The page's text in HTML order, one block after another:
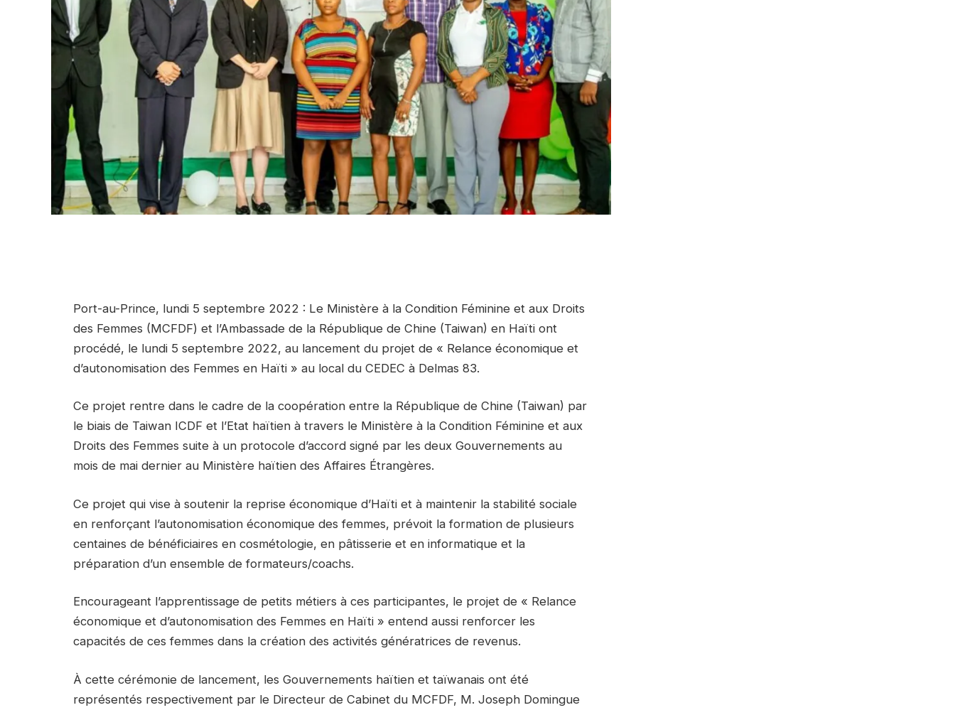
Port-au-Prince, lundi 5 septembre 2022 : Le Ministère à la Condition Féminine et aux Droits
des Femmes (MCFDF) et l’Ambassade de la République de Chine (Taiwan) en Haïti ont
procédé, le lundi 5 septembre 2022, au lancement du projet de « Relance économique et
d’autonomisation des Femmes en Haïti » au local du CEDEC à Delmas 83.
Ce projet rentre dans le cadre de la coopération entre la République de Chine (Taiwan) par
le biais de Taiwan ICDF et l’Etat haïtien à travers le Ministère à la Condition Féminine et aux
Droits des Femmes suite à un protocole d’accord signé par les deux Gouvernements au
mois de mai dernier au Ministère haïtien des Affaires Étrangères.
Ce projet qui vise à soutenir la reprise économique d’Haïti et à maintenir la stabilité sociale
en renforçant l’autonomisation économique des femmes, prévoit la formation de plusieurs
centaines de bénéficiaires en cosmétologie, en pâtisserie et en informatique et la
préparation d’un ensemble de formateurs/coachs.
Encourageant l’apprentissage de petits métiers à ces participantes, le projet de « Relance
économique et d’autonomisation des Femmes en Haïti » entend aussi renforcer les
capacités de ces femmes dans la création des activités génératrices de revenus.
À cette cérémonie de lancement, les Gouvernements haïtien et taïwanais ont été
représentés respectivement par le Directeur de Cabinet du MCFDF, M. Joseph Domingue